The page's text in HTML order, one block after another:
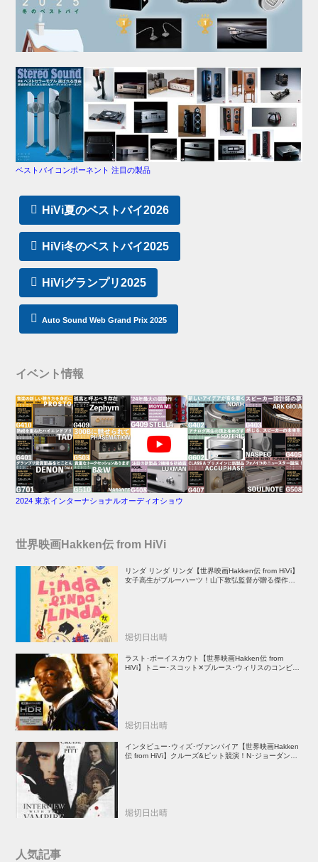
ベストバイコンポーネント 注目の製品
HiVi夏のベストバイ2026
HiVi冬のベストバイ2025
HiViグランプリ2025
Auto Sound Web Grand Prix 2025
イベント情報
2024 東京インターナショナルオーディオショウ
世界映画Hakken伝 from HiVi
リンダ リンダ リンダ【世界映画Hakken伝 from HiVi】
女子高生がブルーハーツ！山下敦弘監督が贈る傑作青春
堀切日出晴
ラスト･ボーイスカウト【世界映画Hakken伝 from
HiVi】トニー･スコット✕ブルース･ウィリスのコンビが
堀切日出晴
インタビュー･ウィズ･ヴァンパイア【世界映画Hakken
伝 from HiVi】クルーズ&ピット競演！N･ジョーダン監
堀切日出晴
人気記事